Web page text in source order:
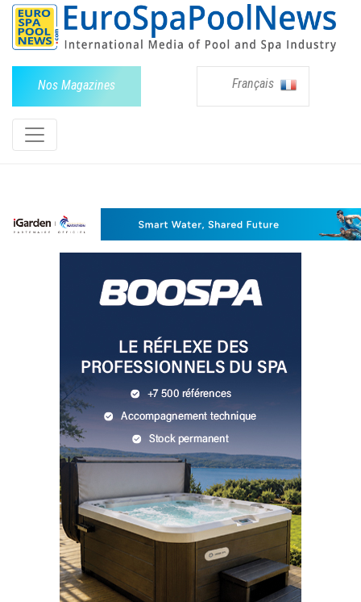
Nos Magazines Français